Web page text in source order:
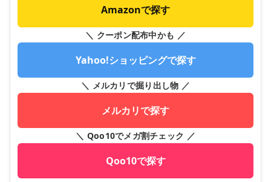
Amazonで探す
＼ クーポン配布中かも ／
Yahoo!ショッピングで探す
＼ メルカリで掘り出し物 ／
メルカリで探す
＼ Qoo10でメガ割チェック ／
Qoo10で探す